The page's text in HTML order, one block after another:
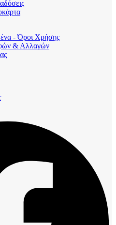
- Όροι Χρήσης
& Αλλαγών